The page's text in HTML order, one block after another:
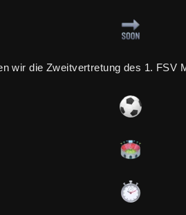
wir die Zweitvertretung des 1. FSV